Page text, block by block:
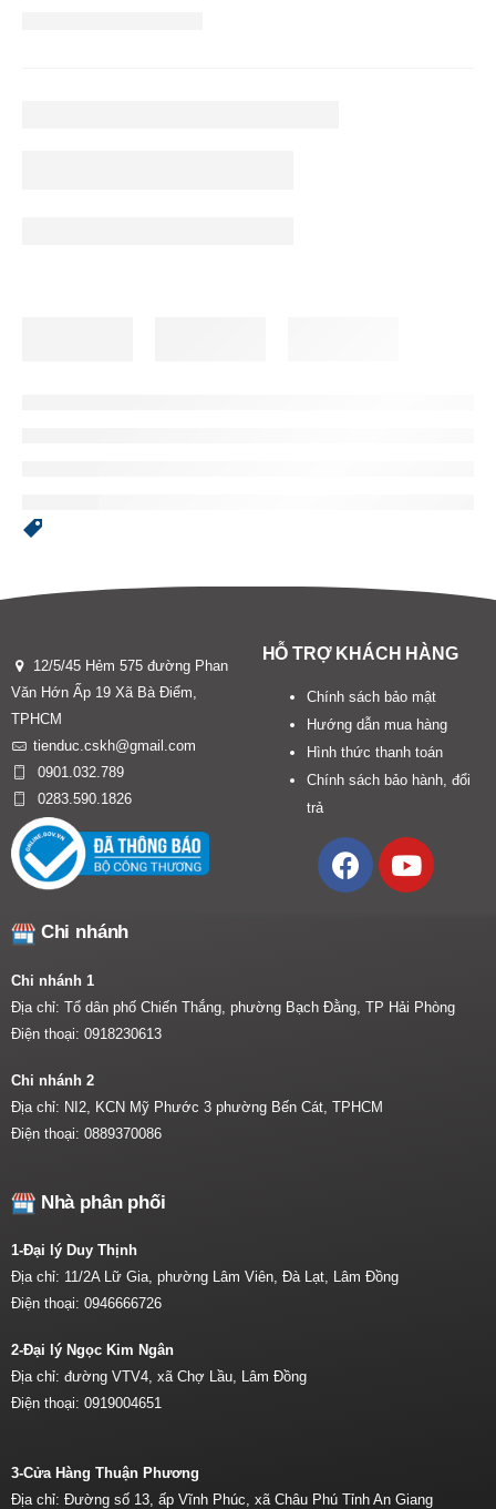
12/5/45 Hẻm 575 đường Phan
Văn Hớn Ấp 19 Xã Bà Điểm,
TPHCM
tienduc.cskh@gmail.com
0901.032.789
0283.590.1826
HỖ TRỢ KHÁCH HÀNG
Chính sách bảo mật
Hướng dẫn mua hàng
Hình thức thanh toán
Chính sách bảo hành, đổi
trả
Chi nhánh
Chi nhánh 1
Địa chỉ: Tổ dân phố Chiến Thắng, phường Bạch Đằng, TP Hải Phòng
Điện thoại: 0918230613
Chi nhánh 2
Địa chỉ: NI2, KCN Mỹ Phước 3 phường Bến Cát, TPHCM
Điện thoại: 0889370086
Nhà phân phối
1-Đại lý Duy Thịnh
Địa chỉ: 11/2A Lữ Gia, phường Lâm Viên, Đà Lạt, Lâm Đồng
Điện thoại: 0946666726
2-Đại lý Ngọc Kim Ngân
Địa chỉ: đường VTV4, xã Chợ Lầu, Lâm Đồng
Điện thoại: 0919004651
3-Cửa Hàng Thuận Phương
Địa chỉ: Đường số 13, ấp Vĩnh Phúc, xã Châu Phú Tỉnh An Giang